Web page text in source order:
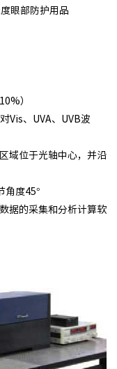
眼部防护用品
）
Vis、UVA、UVB波
域位于光轴中心，并沿
角度45°
据的采集和分析计算软